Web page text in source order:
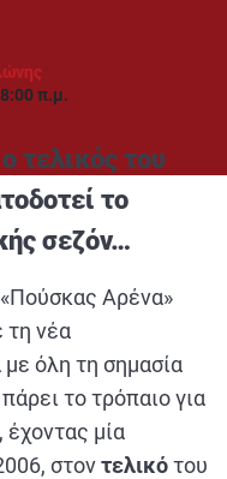
π.μ.
τελικός του
το
σεζόν…
Αρένα»
τη νέα
όλη τη σημασία
το τρόπαιο για
μία
στοντελικότου